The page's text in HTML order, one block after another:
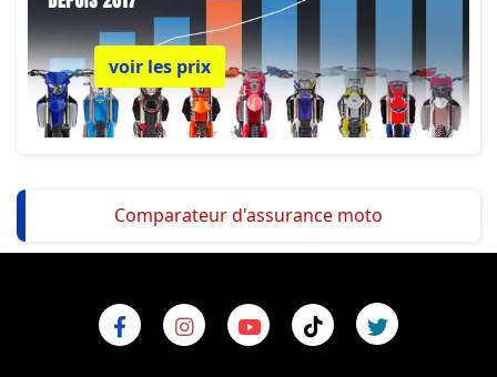
voir les prix
Comparateur d'assurance moto